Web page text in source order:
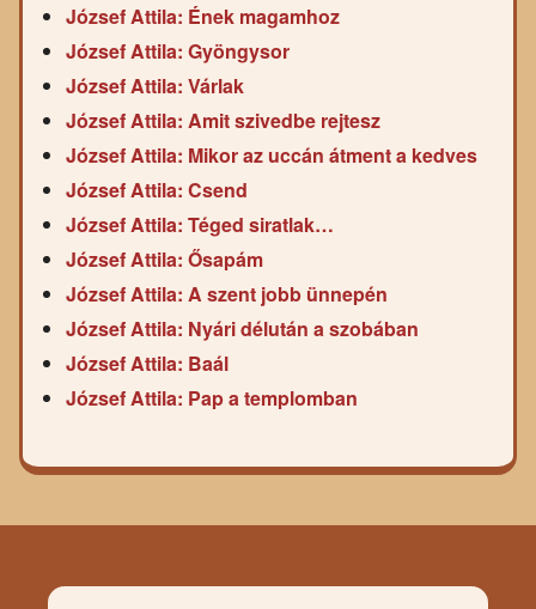
József Attila: Ének magamhoz
József Attila: Gyöngysor
József Attila: Várlak
József Attila: Amit szivedbe rejtesz
József Attila: Mikor az uccán átment a kedves
József Attila: Csend
József Attila: Téged siratlak…
József Attila: Ősapám
József Attila: A szent jobb ünnepén
József Attila: Nyári délután a szobában
József Attila: Baál
József Attila: Pap a templomban